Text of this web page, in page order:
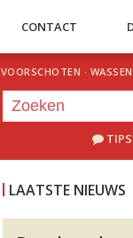
CONTACT
VOORSCHOTEN ·
LAATSTE NIEUWS